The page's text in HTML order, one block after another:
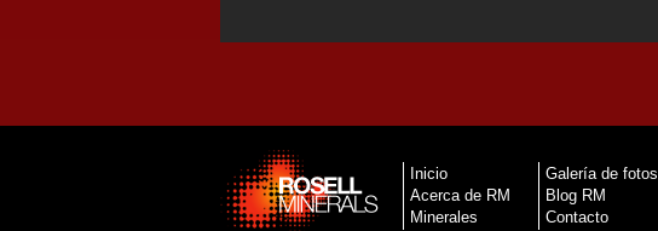
Inicio
Acerca de RM
Minerales
Galería de fotos
Blog RM
Contacto